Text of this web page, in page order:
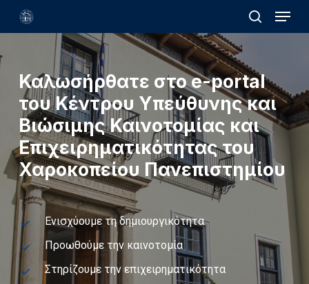
Skip
to
main
content
search
Menu
Καλωσήρθατε στοe-portal
τουΚέντρου Υπεύθυνηςκαι
ΒιώσιμηςΚαινοτομίας και
Επιχειρηματικότηταςτου
Χαροκοπείου Πανεπιστημίου
Ενισχύουμε τη δημιουργικότητα
Προωθούμε την καινοτομία
Στηρίζουμε την επιχειρηματικότητα